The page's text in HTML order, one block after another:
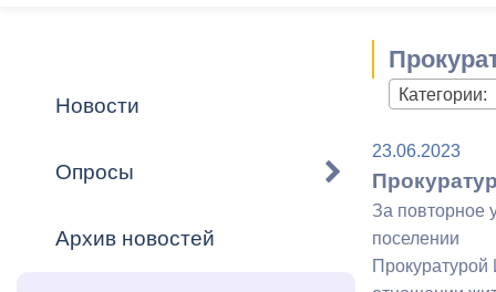
Устав города
Города-
городского
Торги и
Программа
Формы
Обратная
Комиссии
График
Новостная
Актуально
Новости
Опросы
Архив новостей
Категории:
23.06.2023
За повторное
поселении
Прокуратурой